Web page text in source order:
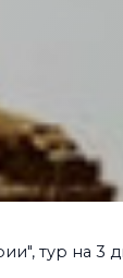
тур на 3